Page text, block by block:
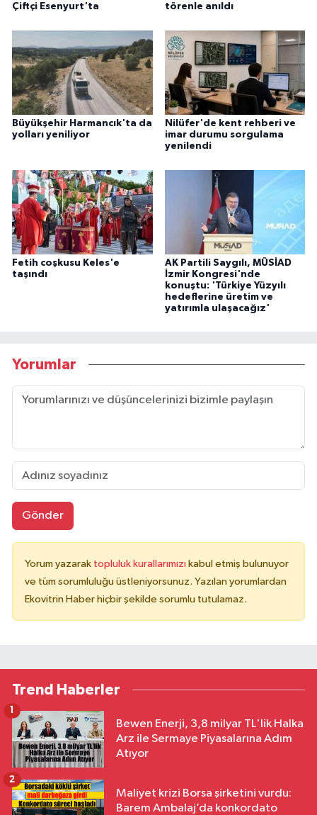
Çiftçi Esenyurt'ta
törenle anıldı
Büyükşehir Harmancık'ta da
yolları yeniliyor
Nilüfer'de kent rehberi ve
imar durumu sorgulama
yenilendi
Fetih coşkusu Keles'e
taşındı
AK Partili Saygılı, MÜSİAD
İzmir Kongresi'nde
konuştu: 'Türkiye Yüzyılı
hedeflerine üretim ve
yatırımla ulaşacağız'
Yorumlar
Gönder
Yorum yazarak topluluk kurallarımızı kabul etmiş bulunuyor
ve tüm sorumluluğu üstleniyorsunuz. Yazılan yorumlardan
Ekovitrin Haber hiçbir şekilde sorumlu tutulamaz.
Trend Haberler
Bewen Enerji, 3,8 milyar TL'lik Halka
Arz ile Sermaye Piyasalarına Adım
Atıyor
1
Maliyet krizi Borsa şirketini vurdu:
Barem Ambalaj’da konkordato
2